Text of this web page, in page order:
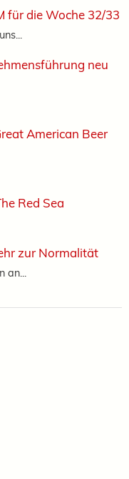
für die Woche 32/33
neu
American Beer
Red Sea
zur Normalität